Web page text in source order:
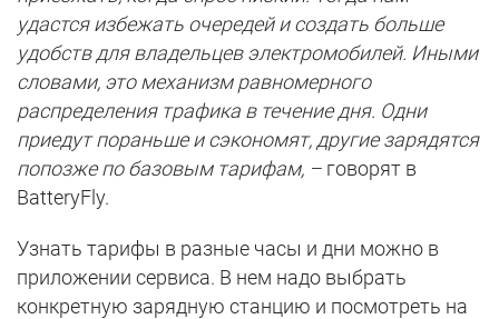
удастся избежать очередей и создать больше
удобств для владельцев электромобилей. Иными
словами, это механизм равномерного
распределения трафика в течение дня. Одни
приедут пораньше и сэкономят, другие зарядятся
попозже по базовым тарифам, – говорят в
BatteryFly.
Узнать тарифы в разные часы и дни можно в
приложении сервиса. В нем надо выбрать
конкретную зарядную станцию и посмотреть на